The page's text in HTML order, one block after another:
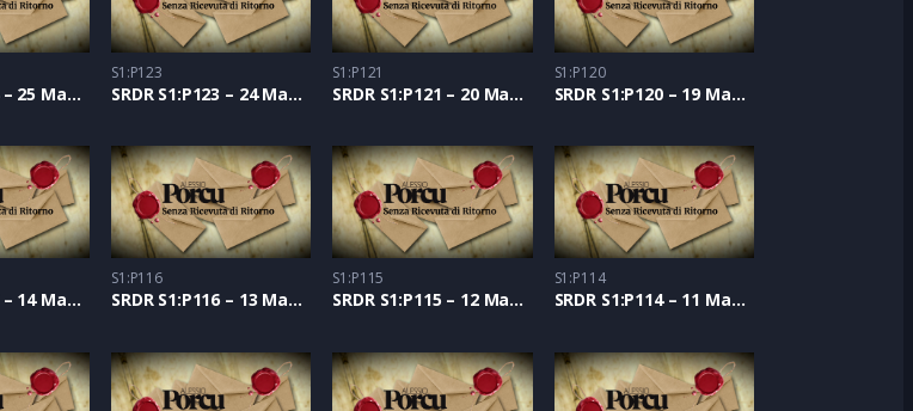
SRDR S1:P124 – 25 Maggio 2021
S1:P123
SRDR S1:P123 – 24 Maggio 2021
S1:P121
SRDR S1:P121 – 20 Maggio 2021
S1:P120
SRDR S1:P120 – 19 Maggio 2021
SRDR S1:P117 – 14 Maggio 2021
S1:P116
SRDR S1:P116 – 13 Maggio 2021
S1:P115
SRDR S1:P115 – 12 Maggio 2021
S1:P114
SRDR S1:P114 – 11 Maggio 2021